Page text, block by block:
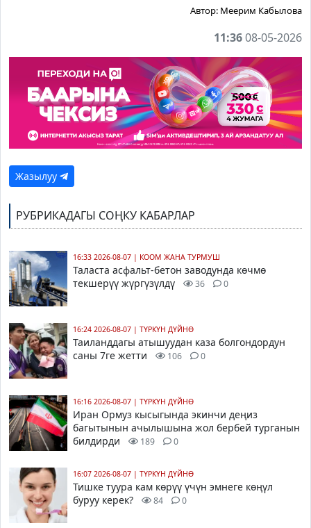
Автор: Меерим Кабылова
11:3608-05-2026
Жазылуу
РУБРИКАДАГЫ СОҢКУ КАБАРЛАР
16:33 2026-08-07 | КООМ ЖАНА ТУРМУШ
Таласта асфальт-бетон заводунда көчмө
текшерүү жүргүзүлдү
36 0
16:24 2026-08-07 | ТҮРКҮН ДҮЙНӨ
Таиланддагы атышуудан каза болгондордун
саны 7ге жетти
106 0
16:16 2026-08-07 | ТҮРКҮН ДҮЙНӨ
Иран Ормуз кысыгында экинчи деңиз
багытынын ачылышына жол бербей турганын
билдирди
189 0
16:07 2026-08-07 | ТҮРКҮН ДҮЙНӨ
Тишке туура кам көрүү үчүн эмнеге көңүл
буруу керек?
84 0